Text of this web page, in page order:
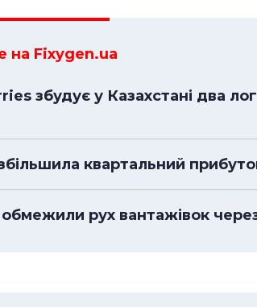
на Fixygen.ua
збудує у Казахстані два
квартальний
обмежили рух вантажівок